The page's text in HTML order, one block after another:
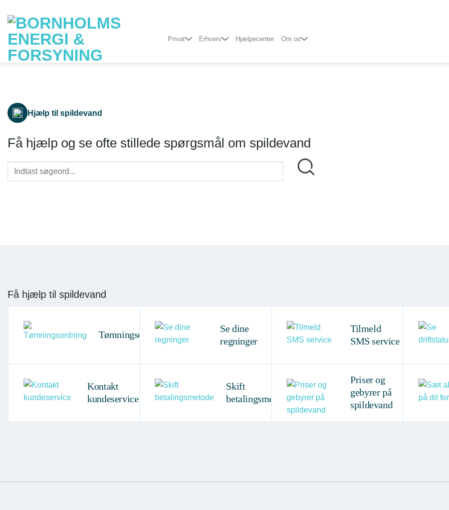
indhold
Privat Erhverv Hjælpecenter Om os
Hjælp til spildevand
Få hjælp og se ofte stillede spørgsmål om spildevand
Få hjælp til spildevand
Tømningsordning
Se dine
regninger
Tilmeld
SMS service
Kontakt
kundeservice
Skift
betalingsmetode
Priser og
gebyrer på
spildevand